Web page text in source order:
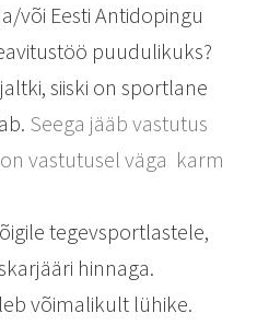
või Eesti Antidopingu
puudulikuks?
siiski on sportlane
Seega jääb vastutus
vastutusel väga karm
tegevsportlastele,
hinnaga.
võimalikult lühike.